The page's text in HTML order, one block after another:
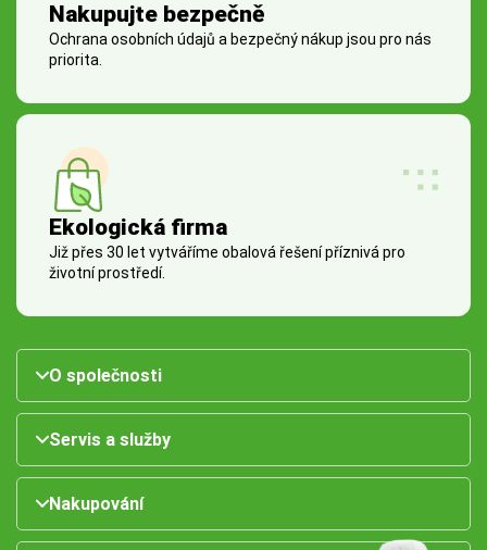
Nakupujte bezpečně
Ochrana osobních údajů a bezpečný nákup jsou pro nás
priorita.
Ekologická firma
Již přes 30 let vytváříme obalová řešení příznivá pro
životní prostředí.
O společnosti
Servis a služby
Nakupování